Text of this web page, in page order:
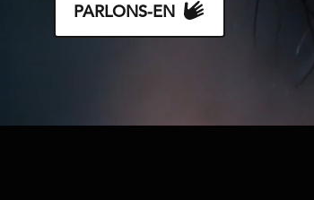
PARLONS-EN